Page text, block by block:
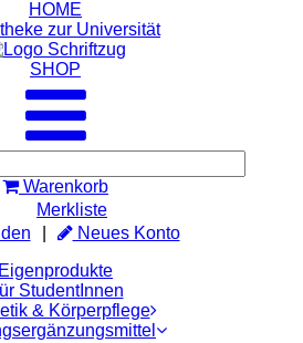
HOME
SHOP
Warenkorb
Merkliste
Neues Konto
Eigenprodukte
StudentInnen
& Körperpflege